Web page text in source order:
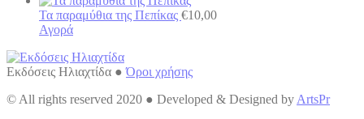
Τα παραμύθια της Πεπίκας €10,00
Αγορά
Εκδόσεις Ηλιαχτίδα ●Όροι χρήσης
© All rights reserved 2020 ● Developed & Designed by ArtsPr